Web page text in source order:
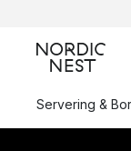
Servering &